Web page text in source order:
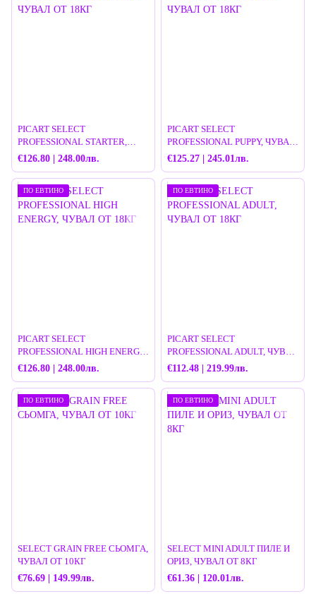
PICART SELECT
PROFESSIONAL STARTER,
ЧУВАЛ ОТ 18КГ
€126.80 | 248.00лв.
PICART SELECT
PROFESSIONAL PUPPY, ЧУВАЛ
ОТ 18КГ
€125.27 | 245.01лв.
ПО ЕВТИНО
PICART SELECT
PROFESSIONAL HIGH ENERGY,
ЧУВАЛ ОТ 18КГ
€126.80 | 248.00лв.
ПО ЕВТИНО
PICART SELECT
PROFESSIONAL ADULT, ЧУВАЛ
ОТ 18КГ
€112.48 | 219.99лв.
ПО ЕВТИНО
SELECT GRAIN FREE СЬОМГА,
ЧУВАЛ ОТ 10КГ
€76.69 | 149.99лв.
ПО ЕВТИНО
SELECT MINI ADULT ПИЛЕ И
ОРИЗ, ЧУВАЛ ОТ 8КГ
€61.36 | 120.01лв.